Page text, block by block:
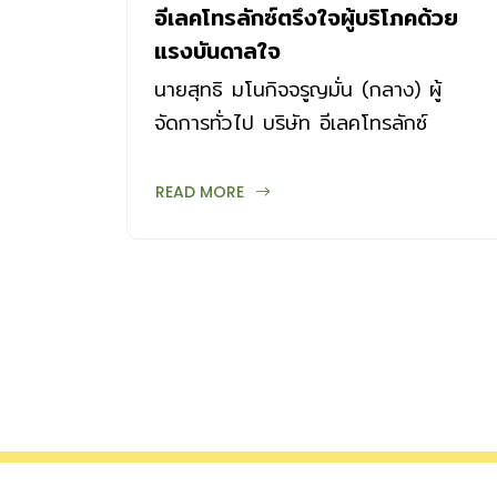
อีเลคโทรลักซ์ตรึงใจผู้บริโภคด้วย
แรงบันดาลใจ
นายสุทธิ มโนกิจจรูญมั่น (กลาง) ผู้
จัดการทั่วไป บริษัท อีเลคโทรลักซ์
งานแถลงข่าวทิศทางธุรกิจประจำปี
READ MORE